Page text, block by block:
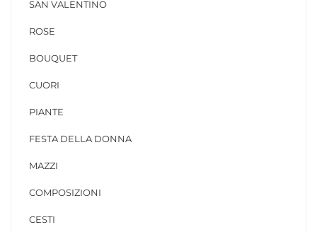
SAN VALENTINO
ROSE
BOUQUET
CUORI
PIANTE
FESTA DELLA DONNA
MAZZI
COMPOSIZIONI
CESTI